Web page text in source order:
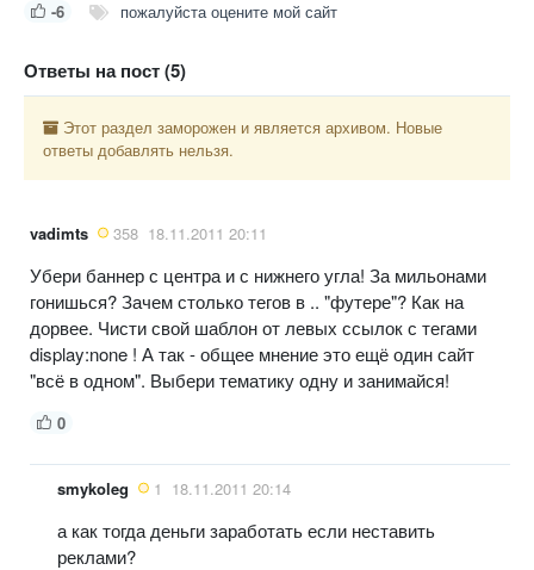
-6 пожалуйста оцените мой сайт
Ответы на пост (5)
Этот раздел заморожен и является архивом. Новые
ответы добавлять нельзя.
vadimts 358 18.11.2011 20:11
Убери баннер с центра и с нижнего угла! За мильонами
гонишься? Зачем столько тегов в .. "футере"? Как на
дорвее. Чисти свой шаблон от левых ссылок с тегами
display:none ! А так - общее мнение это ещё один сайт
"всё в одном". Выбери тематику одну и занимайся!
0
smykoleg 1 18.11.2011 20:14
а как тогда деньги заработать если неставить
реклами?